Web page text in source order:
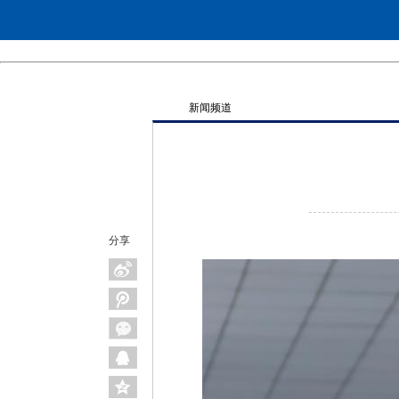
新闻频道
分享